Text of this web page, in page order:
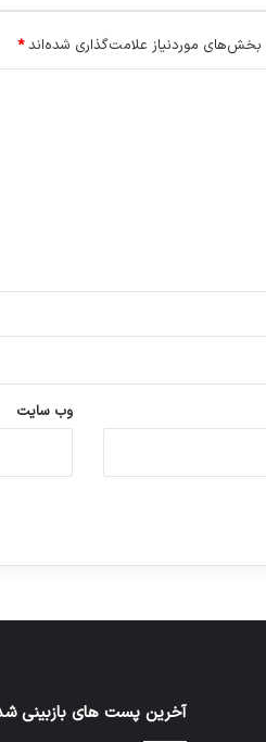
بخش‌های موردنیاز علامت‌گذاری شده‌اند*
وب‌ سایت
آخرین پست های بازبینی